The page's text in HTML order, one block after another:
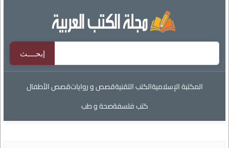
المكتبة الإسلاميةالكتب التقنيةقصص و رواياتقصص الأطفال
كتب فلسفةصحة و طب